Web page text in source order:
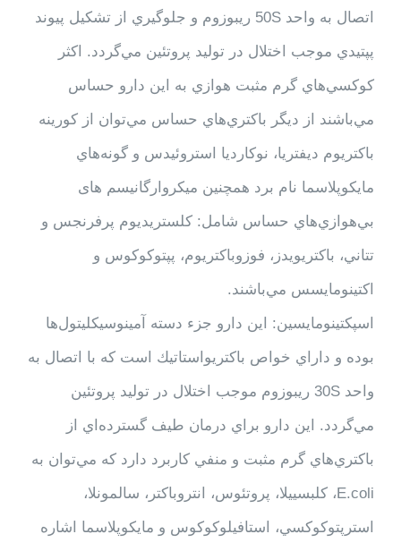
اتصال به واحد 50S ريبوزوم و جلوگيري از تشكيل پیوند
پپتيدي موجب اختلال در توليد پروتئين مي‌گردد. اكثر
كوكسي‌هاي گرم مثبت‌ هوازي به اين دارو حساس
مي‌باشند از ديگر باكتري‌هاي حساس مي‌توان از كورينه
باكتريوم ديفتريا، نوكارديا استروئيدس و گونه‌هاي
مايكوپلاسما نام برد همچنين میکروارگانیسم های
بي‌هوازي‌هاي حساس شامل: كلستريديوم پرفرنجس و
تتاني، باكتريويدز، فوزوباكتريوم، پپتوكوكوس و
اكتينومايسس مي‌باشند.
اسپكتينومايسين: اين دارو جزء دسته آمينوسيكليتول‌ها
بوده و داراي خواص باكتريواستاتيك است كه با اتصال به
واحد 30S ريبوزوم موجب اختلال در توليد پروتئين
مي‌گردد. اين دارو براي درمان طيف گسترده‌اي از
باكتري‌هاي گرم مثبت و منفي كاربرد دارد كه مي‌توان به
E.coli، كلبسييلا، پروتئوس، انتروباكتر، سالمونلا،
استرپتوكوكسي، استافيلوكوكوس و مايكوپلاسما اشاره